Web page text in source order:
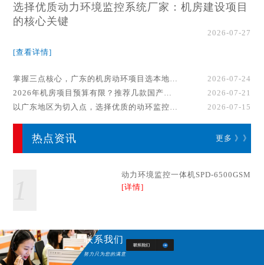
选择优质动力环境监控系统厂家：机房建设项目
的核心关键
2026-07-27
[查看详情]
掌握三点核心，广东的机房动环项目选本地厂家事半功倍！
2026-07-24
2026年机房项目预算有限？推荐几款国产动环监控系统品牌
2026-07-21
以广东地区为切入点，选择优质的动环监控系统厂家
2026-07-15
热点资讯 更多 》》
动力环境监控一体机SPD-6500GSM
[详情]
联系我们
努力只为您的满意